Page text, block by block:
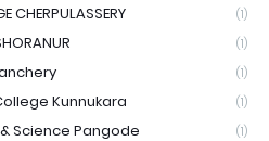
CHERPULASSERY (1)
(1)
(1)
Kunnukara (1)
Science Pangode (1)